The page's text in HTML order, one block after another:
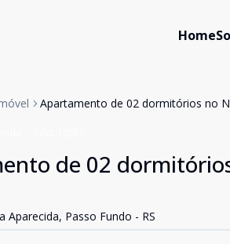
Home
Apartamento de 02 dormitórios no
de 02
Aparecida, Passo Fundo - RS